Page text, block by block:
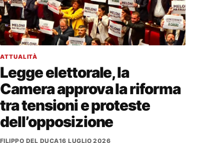
ATTUALITÀ
Legge elettorale, la
Camera approva la riforma
tra tensioni e proteste
dell’opposizione
FILIPPO DEL DUCA16 LUGLIO 2026